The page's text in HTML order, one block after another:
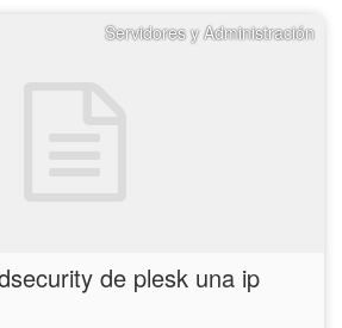
Servidores y Administración
de plesk una ip